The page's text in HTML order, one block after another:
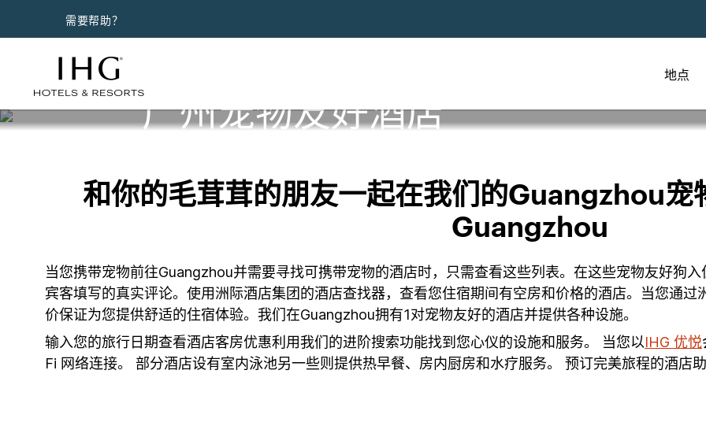
需要帮助？
地点
广州宠物友好酒店
和你的毛茸茸的朋友一起在我们的Guangzhou宠
Guangzhou
当您携带宠物前往Guangzhou并需要寻找可携带宠物的酒店时，只需查看这些列表。在这些宠物友好狗
宾客填写的真实评论。使用洲际酒店集团的酒店查找器，查看您住宿期间有空房和价格的酒店。当您通
价保证为您提供舒适的住宿体验。我们在Guangzhou拥有1对宠物友好的酒店并提供各种设施。
输入您的旅行日期查看酒店客房优惠利用我们的进阶搜索功能找到您心仪的设施和服务。 当您以IHG 优悦
Fi 网络连接。 部分酒店设有室内泳池另一些则提供热早餐、房内厨房和水疗服务。 预订完美旅程的酒店